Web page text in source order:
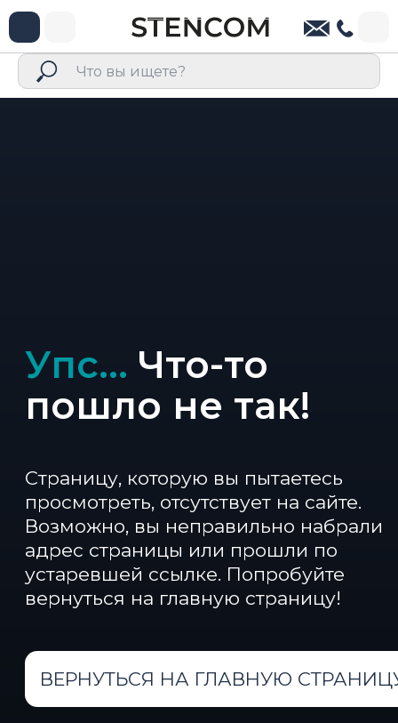
просмотреть, отсутствует на сайте.
Возможно, вы неправильно набрали
устаревшей ссылке. Попробуйте
ВЕРНУТЬСЯ НА ГЛАВНУЮ СТРАНИЦУ